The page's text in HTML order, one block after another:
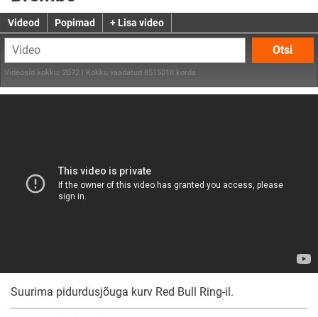
Videod Popimad + Lisa video
Otsi
Videosid kokku: 2072 | Kokku vaadatud 8515018 korda
Suurima pidurdusjõuga kurv Red Bull Ring-il.